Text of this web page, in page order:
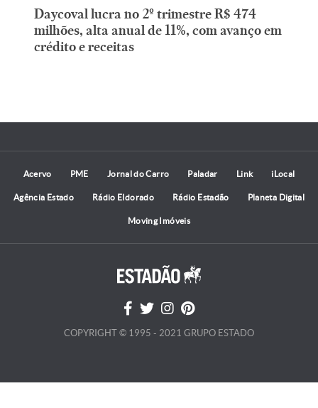
Daycoval lucra no 2º trimestre R$ 474
milhões, alta anual de 11%, com avanço em
crédito e receitas
Acervo PME Jornal do Carro Paladar Link iLocal
Agência Estado Rádio Eldorado Rádio Estadão Planeta Digital
Moving Imóveis
COPYRIGHT © 1995 - 2021 GRUPO ESTADO